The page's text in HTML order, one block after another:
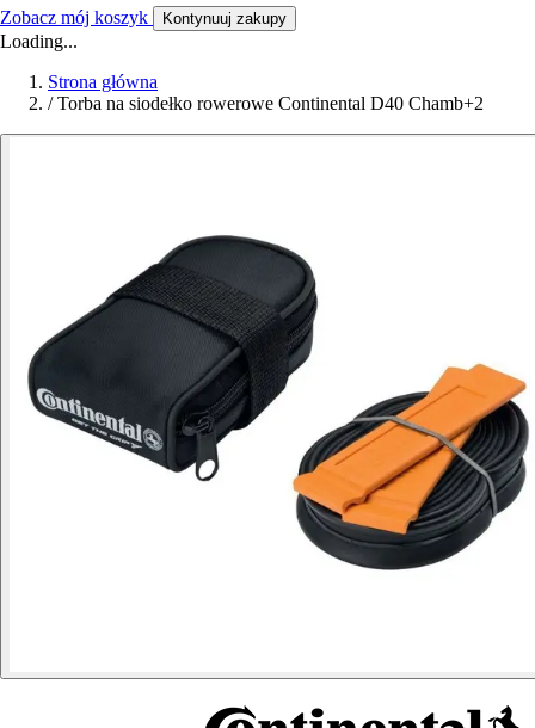
Zobacz mój koszyk Kontynuuj zakupy
Loading...
Strona główna
/ Torba na siodełko rowerowe Continental D40 Chamb+2